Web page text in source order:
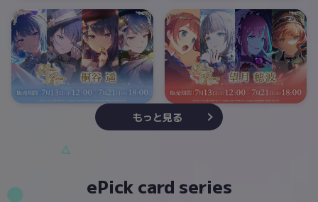
もっと見る
ePick card series